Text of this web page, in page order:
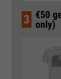
3 €50
only)